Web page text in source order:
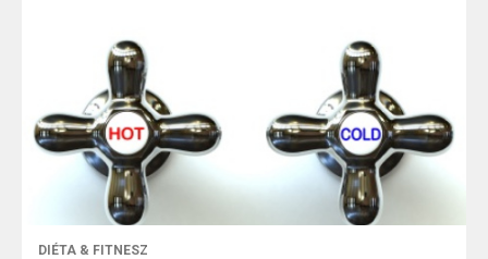
DIÉTA & FITNESZ